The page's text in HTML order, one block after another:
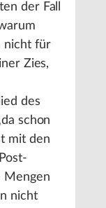
der Fall
nicht für
Zies,
des
schon
mit den
Mengen
nicht